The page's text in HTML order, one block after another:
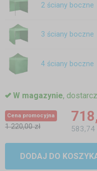
2 ściany boczne
3 ściany boczne
4 ściany boczne
W magazynie,
Cena promocyjna
1 220,00 zł 583,74
DODAJ DO